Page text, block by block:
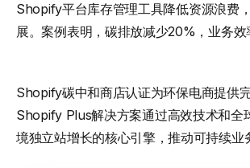
Shopify平台库存管理工具降低资源浪费
展。案例表明，碳排放减少20%，业务效
Shopify碳中和商店认证为环保电商提供完
Shopify Plus解决方案通过高效技术和全
境独立站增长的核心引擎，推动可持续业